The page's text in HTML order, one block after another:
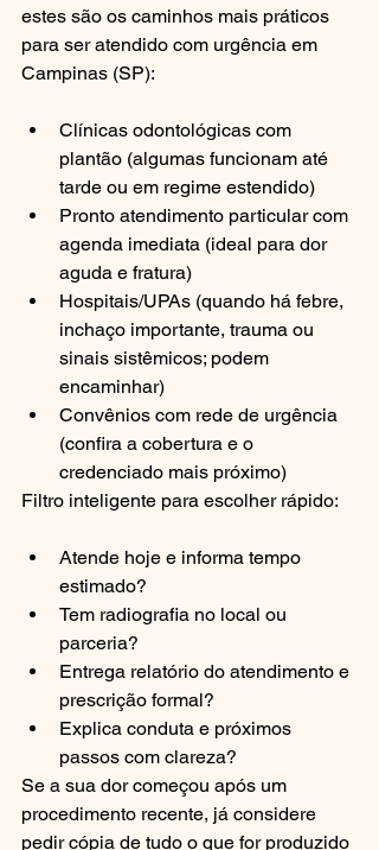
estes são os caminhos mais práticos
para ser atendido com urgência em
Campinas (SP):
Clínicas odontológicas com
plantão (algumas funcionam até
tarde ou em regime estendido)
Pronto atendimento particular com
agenda imediata (ideal para dor
aguda e fratura)
Hospitais/UPAs (quando há febre,
inchaço importante, trauma ou
sinais sistêmicos; podem
encaminhar)
Convênios com rede de urgência
(confira a cobertura e o
credenciado mais próximo)
Filtro inteligente para escolher rápido:
Atende hoje e informa tempo
estimado?
Tem radiografia no local ou
parceria?
Entrega relatório do atendimento e
prescrição formal?
Explica conduta e próximos
passos com clareza?
Se a sua dor começou após um
procedimento recente, já considere
pedir cópia de tudo o que for produzido